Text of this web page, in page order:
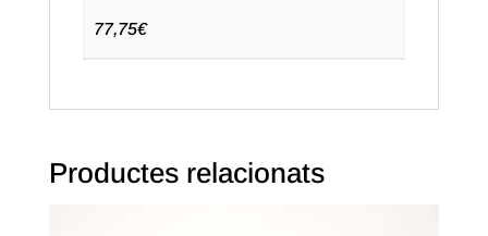
77,75€
Productes relacionats